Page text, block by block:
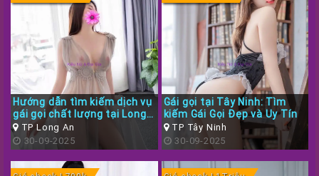
Hướng dẫn tìm kiếm dịch vụ
gái gọi chất lượng tại Long
AnTP Long An
30-09-2025
Gái gọi tại Tây Ninh: Tìm
kiếm Gái Gọi Đẹp và Uy Tín
TP Tây Ninh
30-09-2025